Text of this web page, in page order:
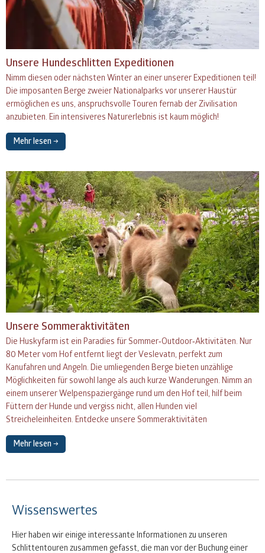
Unsere Hundeschlitten Expeditionen
Nimm diesen oder nächsten Winter an einer unserer Expeditionen teil!
Die imposanten Berge zweier Nationalparks vor unserer Haustür
ermöglichen es uns, anspruchsvolle Touren fernab der Zivilisation
anzubieten. Ein intensiveres Naturerlebnis ist kaum möglich!
Mehr lesen →
Unsere Sommeraktivitäten
Die Huskyfarm ist ein Paradies für Sommer‑Outdoor‑Aktivitäten. Nur
80 Meter vom Hof entfernt liegt der Veslevatn, perfekt zum
Kanufahren und Angeln. Die umliegenden Berge bieten unzählige
Möglichkeiten für sowohl lange als auch kurze Wanderungen. Nimm an
einem unserer Welpenspaziergänge rund um den Hof teil, hilf beim
Füttern der Hunde und vergiss nicht, allen Hunden viel
Streicheleinheiten. Entdecke unsere Sommeraktivitäten
Mehr lesen →
Wissenswertes
Hier haben wir einige interessante Informationen zu unseren
Schlittentouren zusammen gefasst, die man vor der Buchung einer